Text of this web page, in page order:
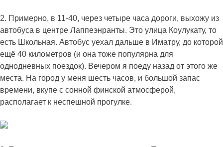
2. Примерно, в 11-40, через четыре часа дороги, выхожу из
автобуса в центре Лаппеэнранты. Это улица Коулукату, то
есть Школьная. Автобус уехал дальше в Иматру, до которой
ещё 40 километров (и она тоже популярна для
однодневных поездок). Вечером я поеду назад от этого же
места. На город у меня шесть часов, и большой запас
времени, вкупе с сонной финской атмосферой,
располагает к неспешной прогулке.